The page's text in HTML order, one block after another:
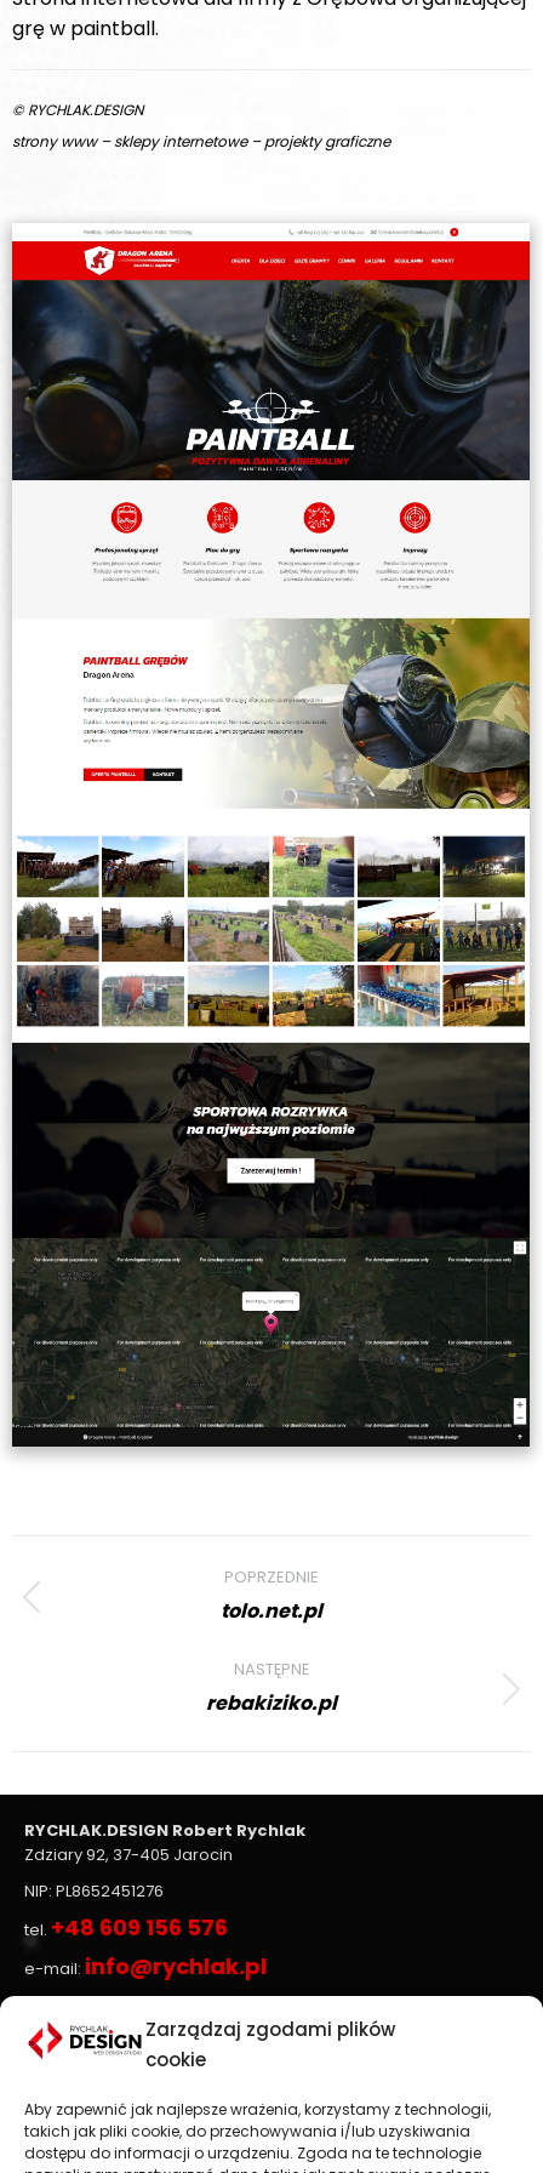
Zarządzaj zgodami plików
cookie
Aby zapewnić jak najlepsze wrażenia, korzystamy z technologii,
takich jak pliki cookie, do przechowywania i/lub uzyskiwania
dostępu do informacji o urządzeniu. Zgoda na te technologie
grę w paintball.
© RYCHLAK.DESIGN
strony www – sklepy internetowe – projekty graficzne
navigation
POPRZEDNIE
Previous
tolo.net.pl
NASTĘPNE
Next
rebakiziko.pl
RYCHLAK.DESIGN Robert Rychlak
Zdziary 92, 37-405 Jarocin
NIP: PL8652451276
tel. +48 609 156 576
e-mail: info@rychlak.pl
Strony www, sklepy internetowe
Projektowanie stron wwwjest głównym profilem
działalności firmyRYCHLAK.DESIGN. Tworzymy profesjonalne
strony www oraz sklepy internetowe zgodnie z najnowszymi